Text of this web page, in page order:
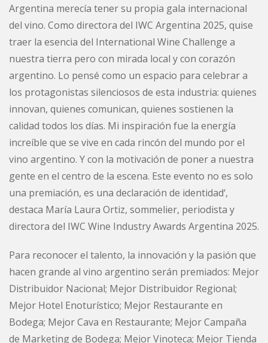
Argentina merecía tener su propia gala internacional
del vino. Como directora del IWC Argentina 2025, quise
traer la esencia del International Wine Challenge a
nuestra tierra pero con mirada local y con corazón
argentino. Lo pensé como un espacio para celebrar a
los protagonistas silenciosos de esta industria: quienes
innovan, quienes comunican, quienes sostienen la
calidad todos los días. Mi inspiración fue la energía
increíble que se vive en cada rincón del mundo por el
vino argentino. Y con la motivación de poner a nuestra
gente en el centro de la escena. Este evento no es solo
una premiación, es una declaración de identidad‘,
destaca María Laura Ortiz, sommelier, periodista y
directora del IWC Wine Industry Awards Argentina 2025.
Para reconocer el talento, la innovación y la pasión que
hacen grande al vino argentino serán premiados: Mejor
Distribuidor Nacional; Mejor Distribuidor Regional;
Mejor Hotel Enoturístico; Mejor Restaurante en
Bodega; Mejor Cava en Restaurante; Mejor Campaña
de Marketing de Bodega; Mejor Vinoteca; Mejor Tienda